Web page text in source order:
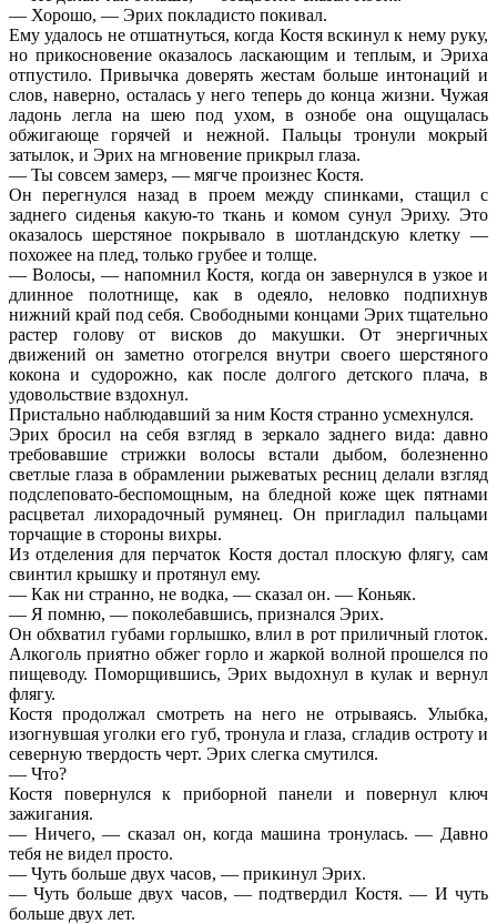
— Хорошо, — Эрих покладисто покивал.
Ему удалось не отшатнуться, когда Костя вскинул к нему руку,
но прикосновение оказалось ласкающим и теплым, и Эриха
отпустило. Привычка доверять жестам больше интонаций и
слов, наверно, осталась у него теперь до конца жизни. Чужая
ладонь легла на шею под ухом, в ознобе она ощущалась
обжигающе горячей и нежной. Пальцы тронули мокрый
затылок, и Эрих на мгновение прикрыл глаза.
— Ты совсем замерз, — мягче произнес Костя.
Он перегнулся назад в проем между спинками, стащил с
заднего сиденья какую-то ткань и комом сунул Эриху. Это
оказалось шерстяное покрывало в шотландскую клетку —
похожее на плед, только грубее и толще.
— Волосы, — напомнил Костя, когда он завернулся в узкое и
длинное полотнище, как в одеяло, неловко подпихнув
нижний край под себя. Свободными концами Эрих тщательно
растер голову от висков до макушки. От энергичных
движений он заметно отогрелся внутри своего шерстяного
кокона и судорожно, как после долгого детского плача, в
удовольствие вздохнул.
Пристально наблюдавший за ним Костя странно усмехнулся.
Эрих бросил на себя взгляд в зеркало заднего вида: давно
требовавшие стрижки волосы встали дыбом, болезненно
светлые глаза в обрамлении рыжеватых ресниц делали взгляд
подслеповато-беспомощным, на бледной коже щек пятнами
расцветал лихорадочный румянец. Он пригладил пальцами
торчащие в стороны вихры.
Из отделения для перчаток Костя достал плоскую флягу, сам
свинтил крышку и протянул ему.
— Как ни странно, не водка, — сказал он. — Коньяк.
— Я помню, — поколебавшись, признался Эрих.
Он обхватил губами горлышко, влил в рот приличный глоток.
Алкоголь приятно обжег горло и жаркой волной прошелся по
пищеводу. Поморщившись, Эрих выдохнул в кулак и вернул
флягу.
Костя продолжал смотреть на него не отрываясь. Улыбка,
изогнувшая уголки его губ, тронула и глаза, сгладив остроту и
северную твердость черт. Эрих слегка смутился.
— Что?
Костя повернулся к приборной панели и повернул ключ
зажигания.
— Ничего, — сказал он, когда машина тронулась. — Давно
тебя не видел просто.
— Чуть больше двух часов, — прикинул Эрих.
— Чуть больше двух часов, — подтвердил Костя. — И чуть
больше двух лет.